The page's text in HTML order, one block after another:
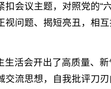
会议主题，对照党的“
问题、揭短亮丑，相
活会开出了高质量、
流思想，自我批评刀